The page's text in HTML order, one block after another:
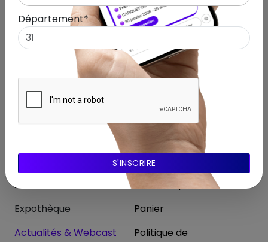
Suivez-nous !
Menu
Accueil
Expothèque
Actualités & Webcast
Autres
Panier
Politique de
Département*